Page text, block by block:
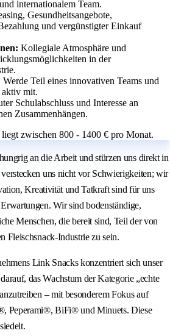
internationalem Team.
Gesundheitsangebote,
und vergünstigter Einkauf
Kollegiale Atmosphäre und
in der
Werde Teil eines innovativen Teams und
aktiv mit.
Schulabschluss und Interesse an
Zusammenhängen.
zwischen 800 - 1400 € pro Monat.
an die Arbeit und stürzen uns direkt in
uns nicht vor Schwierigkeiten; wir
Kreativität und Tatkraft sind für uns
Wir sind bodenständige,
Menschen, die bereit sind, Teil der von
Fleischsnack-Industrie zu sein.
Link Snacks konzentriert sich unser
das Wachstum der Kategorie „echte
– mit besonderem Fokus auf
Peperami®, BiFi® und Minuets. Diese